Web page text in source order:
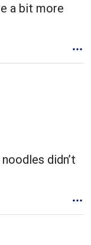
a bit more
didn’t